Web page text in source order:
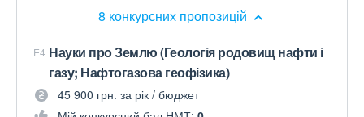
8 конкурсних пропозицій
E4 Науки про Землю (Геологія родовищ нафти і
газу; Нафтогазова геофізика)
45 900 грн. за рік / бюджет